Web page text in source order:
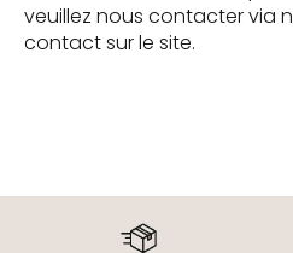
veuillez nous contacter via
contact sur le site.